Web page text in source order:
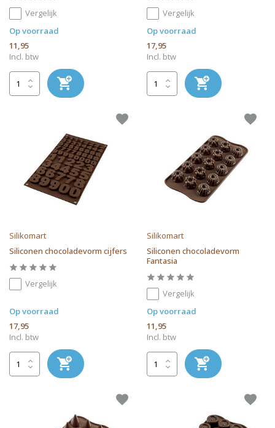
Vergelijk
Op voorraad
11,95
Incl. btw
Vergelijk
Op voorraad
17,95
Incl. btw
Silikomart
Siliconen chocoladevorm cijfers
Vergelijk
Op voorraad
17,95
Incl. btw
Silikomart
Siliconen chocoladevorm
Fantasia
Vergelijk
Op voorraad
11,95
Incl. btw